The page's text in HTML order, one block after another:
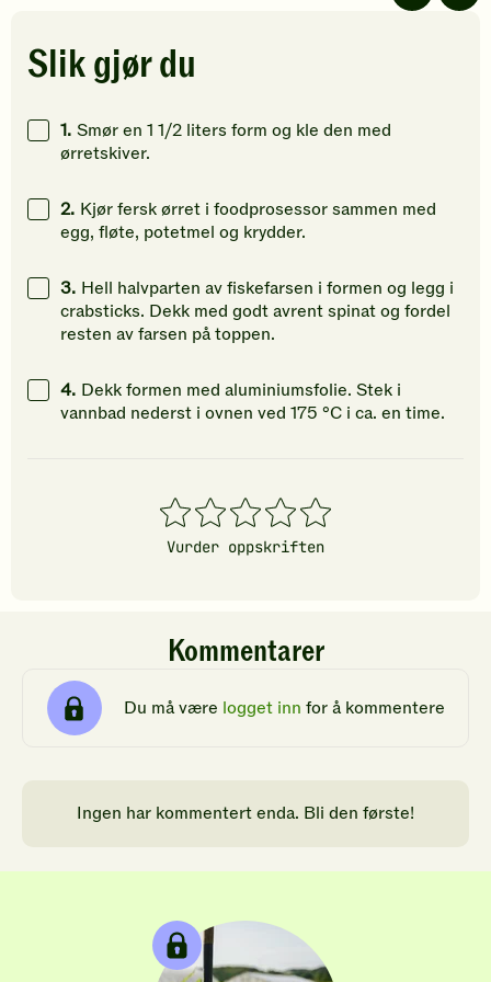
den
første
å
vurdere
denne
vurdere
Slik gjør du
1. Smør en 1 1/2 liters form og kle den med
ørretskiver.
2. Kjør fersk ørret i foodprosessor sammen med
egg, fløte, potetmel og krydder.
3. Hell halvparten av fiskefarsen i formen og legg i
crabsticks. Dekk med godt avrent spinat og fordel
resten av farsen på toppen.
4. Dekk formen med aluminiumsfolie. Stek i
vannbad nederst i ovnen ved 175 °C i ca. en time.
1
stjerner
2
stjerner
3
stjerner
4
stjerner
5
stjerner
Vurder oppskriften
Kommentarer
Du må være logget inn for å kommentere
Ingen har kommentert enda. Bli den første!